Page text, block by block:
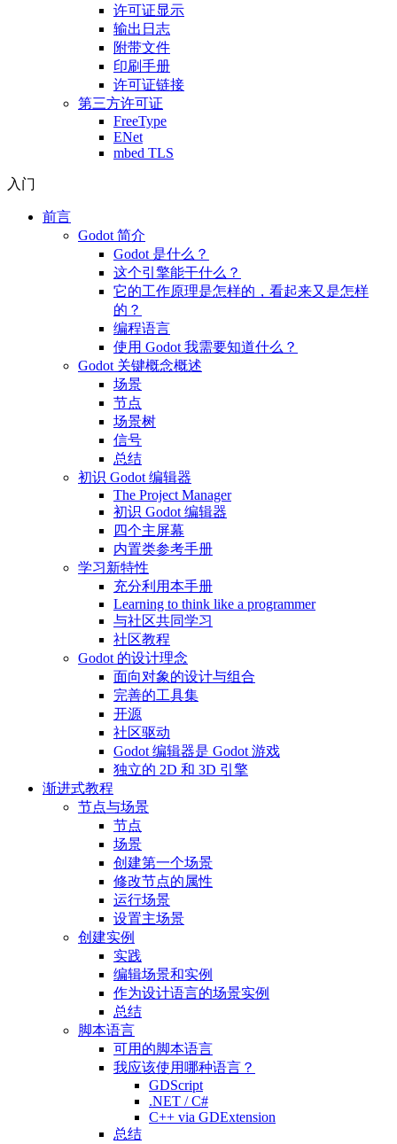
许可证显示
输出日志
附带文件
印刷手册
许可证链接
第三方许可证
FreeType
ENet
mbed TLS
入门
前言
Godot 简介
Godot 是什么？
这个引擎能干什么？
它的工作原理是怎样的，看起来又是怎样
的？
编程语言
使用 Godot 我需要知道什么？
Godot 关键概念概述
场景
节点
场景树
信号
总结
初识 Godot 编辑器
The Project Manager
初识 Godot 编辑器
四个主屏幕
内置类参考手册
学习新特性
充分利用本手册
Learning to think like a programmer
与社区共同学习
社区教程
Godot 的设计理念
面向对象的设计与组合
完善的工具集
开源
社区驱动
Godot 编辑器是 Godot 游戏
独立的 2D 和 3D 引擎
渐进式教程
节点与场景
节点
场景
创建第一个场景
修改节点的属性
运行场景
设置主场景
创建实例
实践
编辑场景和实例
作为设计语言的场景实例
总结
脚本语言
可用的脚本语言
我应该使用哪种语言？
GDScript
.NET / C#
C++ via GDExtension
总结